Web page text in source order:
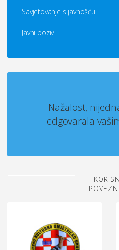
Savjetovanje s javnošću
Javni poziv
Nažalost,
odgovarala